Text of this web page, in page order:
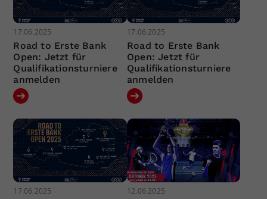
17.06.2025
Road to Erste Bank
Open: Jetzt für
Qualifikationsturniere
anmelden
17.06.2025
Road to Erste Bank
Open: Jetzt für
Qualifikationsturniere
anmelden
17.06.2025 12.06.2025